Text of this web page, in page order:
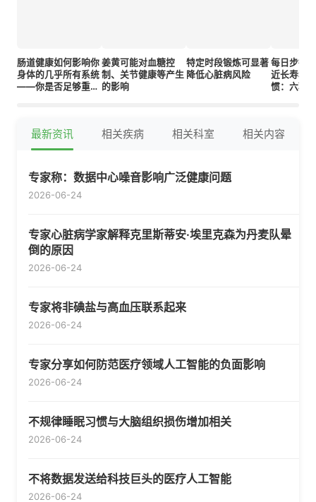
肠道健康如何影响你
身体的几乎所有系统
——你是否足够重
姜黄可能对血糖控
制、关节健康等产生
的影响
特定时段锻炼可显著
降低心脏病风险
每日步行
近长寿秘
惯：六项
最新资讯 相关疾病 相关科室 相关内容
专家称：数据中心噪音影响广泛健康问题
2026-06-24
专家心脏病学家解释克里斯蒂安·埃里克森为丹麦队晕
倒的原因
2026-06-24
专家将非碘盐与高血压联系起来
2026-06-24
专家分享如何防范医疗领域人工智能的负面影响
2026-06-24
不规律睡眠习惯与大脑组织损伤增加相关
2026-06-24
不将数据发送给科技巨头的医疗人工智能
2026-06-24